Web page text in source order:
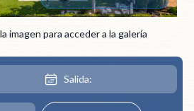
imagen para acceder a la galería